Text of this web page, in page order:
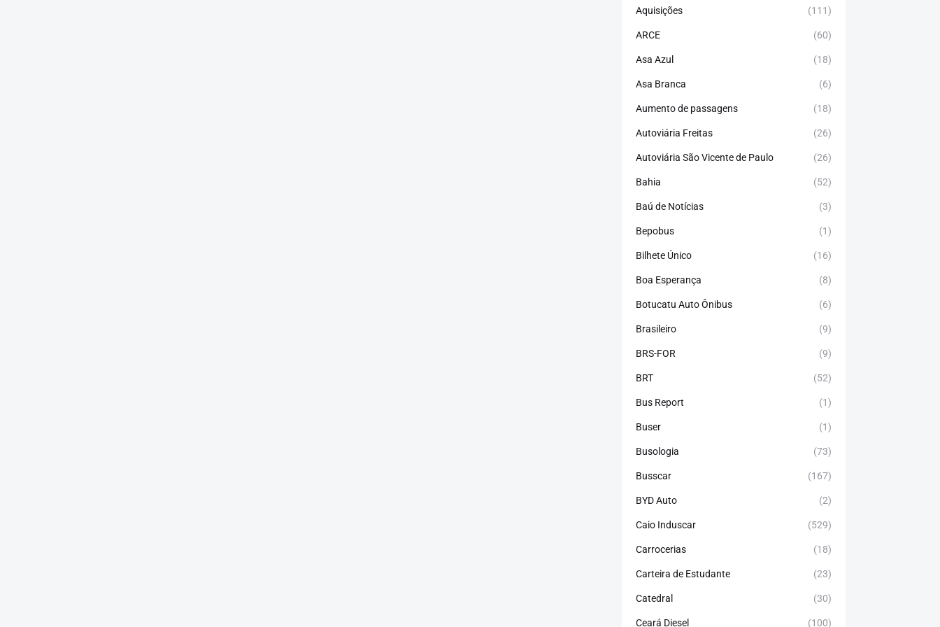
Aquisições (111)
ARCE (60)
Asa Azul (18)
Asa Branca (6)
Aumento de passagens (18)
Autoviária Freitas (26)
Autoviária São Vicente de Paulo (26)
Bahia (52)
Baú de Notícias (3)
Bepobus (1)
Bilhete Único (16)
Boa Esperança (8)
Botucatu Auto Ônibus (6)
Brasileiro (9)
BRS-FOR (9)
BRT (52)
Bus Report (1)
Buser (1)
Busologia (73)
Busscar (167)
BYD Auto (2)
Caio Induscar (529)
Carrocerias (18)
Carteira de Estudante (23)
Catedral (30)
Ceará Diesel (100)